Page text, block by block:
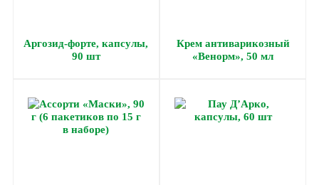
Аргозид-форте, капсулы,
90 шт
Крем антиварикозный
«Венорм», 50 мл